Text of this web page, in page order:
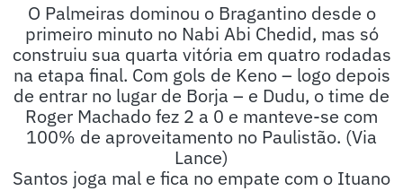
O Palmeiras dominou o Bragantino desde o
primeiro minuto no Nabi Abi Chedid, mas só
construiu sua quarta vitória em quatro rodadas
na etapa final. Com gols de Keno – logo depois
de entrar no lugar de Borja – e Dudu, o time de
Roger Machado fez 2 a 0 e manteve-se com
100% de aproveitamento no Paulistão. (Via
Lance)
Santos joga mal e fica no empate com o Ituano